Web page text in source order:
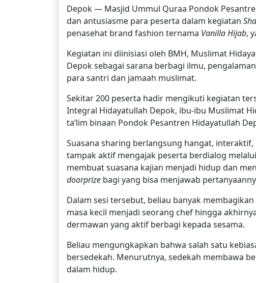
Depok — Masjid Ummul Quraa Pondok
dan antusiasme para peserta dalam kegiatan
penasehat brand fashion ternama Vanilla Hijab,
Kegiatan ini diinisiasi oleh BMH, Muslimat
Depok sebagai sarana berbagi ilmu,
para santri dan jamaah muslimat.
Sekitar 200 peserta hadir mengikuti kegiatan
Integral Hidayatullah Depok, ibu-ibu Muslimat
ta’lim binaan Pondok Pesantren Hidayatullah
Suasana sharing berlangsung hangat,
tampak aktif mengajak peserta berdialog
membuat suasana kajian menjadi hidup dan
doorprize bagi yang bisa menjawab
Dalam sesi tersebut, beliau banyak
masa kecil menjadi seorang chef hingga
dermawan yang aktif berbagi kepada sesama.
Beliau mengungkapkan bahwa salah satu
bersedekah. Menurutnya, sedekah membawa
dalam hidup.